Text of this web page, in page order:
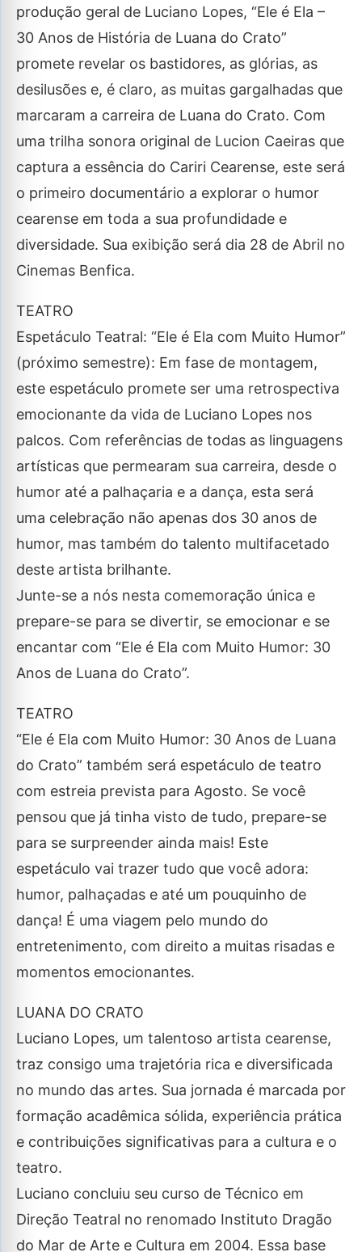
produção geral de Luciano Lopes, “Ele é Ela –
30 Anos de História de Luana do Crato”
promete revelar os bastidores, as glórias, as
desilusões e, é claro, as muitas gargalhadas que
marcaram a carreira de Luana do Crato. Com
uma trilha sonora original de Lucion Caeiras que
captura a essência do Cariri Cearense, este será
o primeiro documentário a explorar o humor
cearense em toda a sua profundidade e
diversidade. Sua exibição será dia 28 de Abril no
Cinemas Benfica.
TEATRO
Espetáculo Teatral: “Ele é Ela com Muito Humor”
(próximo semestre): Em fase de montagem,
este espetáculo promete ser uma retrospectiva
emocionante da vida de Luciano Lopes nos
palcos. Com referências de todas as linguagens
artísticas que permearam sua carreira, desde o
humor até a palhaçaria e a dança, esta será
uma celebração não apenas dos 30 anos de
humor, mas também do talento multifacetado
deste artista brilhante.
Junte-se a nós nesta comemoração única e
prepare-se para se divertir, se emocionar e se
encantar com “Ele é Ela com Muito Humor: 30
Anos de Luana do Crato”.
TEATRO
“Ele é Ela com Muito Humor: 30 Anos de Luana
do Crato” também será espetáculo de teatro
com estreia prevista para Agosto. Se você
pensou que já tinha visto de tudo, prepare-se
para se surpreender ainda mais! Este
espetáculo vai trazer tudo que você adora:
humor, palhaçadas e até um pouquinho de
dança! É uma viagem pelo mundo do
entretenimento, com direito a muitas risadas e
momentos emocionantes.
LUANA DO CRATO
Luciano Lopes, um talentoso artista cearense,
traz consigo uma trajetória rica e diversificada
no mundo das artes. Sua jornada é marcada por
formação acadêmica sólida, experiência prática
e contribuições significativas para a cultura e o
teatro.
Luciano concluiu seu curso de Técnico em
Direção Teatral no renomado Instituto Dragão
do Mar de Arte e Cultura em 2004. Essa base